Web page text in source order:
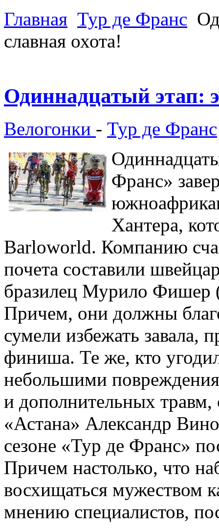
Главная Тур де Франс
славная охота!
Одиннадцатый этап:
Велогонки - Тур де Франс
Франс»
Хантера,
Barloworld. Компанию
почета составили
бразилец Мурило Фишер
Причем, они должны
сумели избежать завала,
финиша. Те же, кто
небольшими
и дополнительных
«Астана» Александр
сезоне «Тур де Франс»
Причем настолько, что
восхищаться мужеством
мнению специалистов,